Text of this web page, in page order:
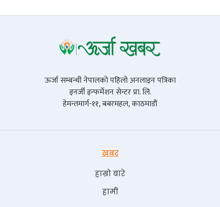
ऊर्जा सम्बन्धी नेपालको पहिलो अनलाइन पत्रिका
इनर्जी इन्फर्मेशन सेन्टर प्रा. लि.
हेमन्तमार्ग-११, बबरमहल, काठमाडौं
खबर
हाम्रो बारे
हामी